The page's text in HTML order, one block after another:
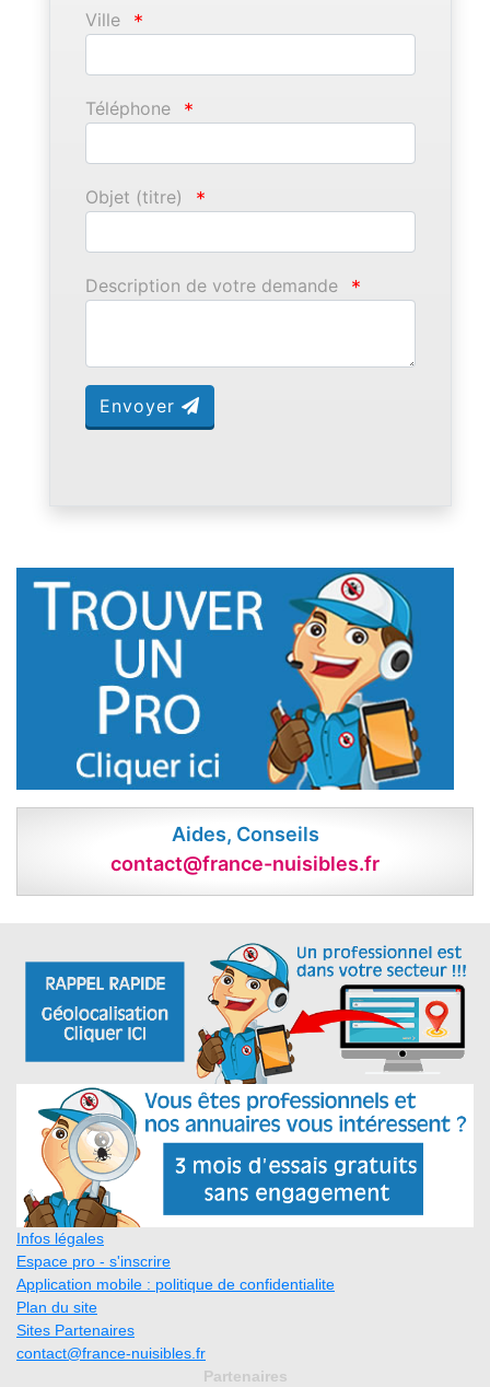
Ville *
Téléphone *
Objet (titre) *
Description de votre demande *
Envoyer
Aides, Conseils
contact@france-nuisibles.fr
Infos légales
Espace pro - s'inscrire
Application mobile : politique de confidentialite
Plan du site
Sites Partenaires
contact@france-nuisibles.fr
Partenaires